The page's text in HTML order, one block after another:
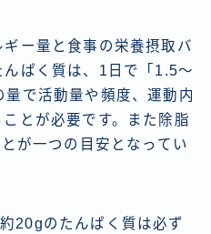
ー量と食事の栄養摂取バ
ぱく質は、1日で「1.5〜
で活動量や頻度、運動内
とが必要です。また除脂
が一つの目安となってい
20gのたんぱく質は必ず